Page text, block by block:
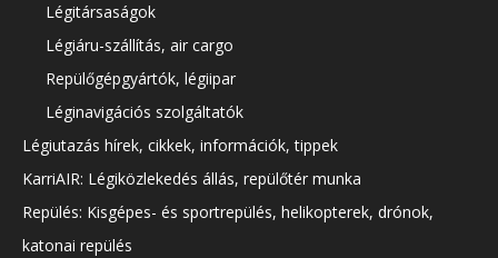
Légitársaságok
Légiáru-szállítás, air cargo
Repülőgépgyártók, légiipar
Léginavigációs szolgáltatók
Légiutazás hírek, cikkek, információk, tippek
KarriAIR: Légiközlekedés állás, repülőtér munka
Repülés: Kisgépes- és sportrepülés, helikopterek, drónok,
katonai repülés